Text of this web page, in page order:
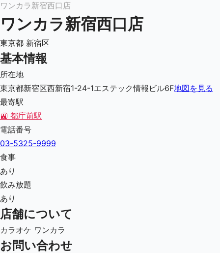
ワンカラ新宿西口店
ワンカラ新宿西口店
東京都 新宿区
基本情報
所在地
東京都新宿区西新宿1-24-1エステック情報ビル6F地図を見る
最寄駅
🚉 都庁前駅
電話番号
03-5325-9999
食事
あり
飲み放題
あり
店舗について
カラオケ ワンカラ
お問い合わせ